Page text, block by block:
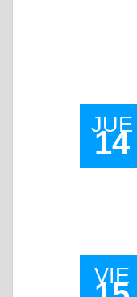
JUE
14
VIE